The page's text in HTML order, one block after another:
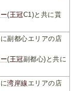
(王冠C1)と共に貰
副都心エリアの店
(王冠副都心)と共に
湾岸線 エリアの店